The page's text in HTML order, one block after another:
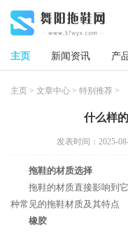
主页 新闻资讯 产
主页 > 文章中心 > 特别推荐 >
什么样
发表时间：2025-
拖鞋的材质选择
拖鞋的材质直接影响到
种常见的拖鞋材质及其特点
橡胶